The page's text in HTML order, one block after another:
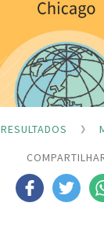
RESULTADOS